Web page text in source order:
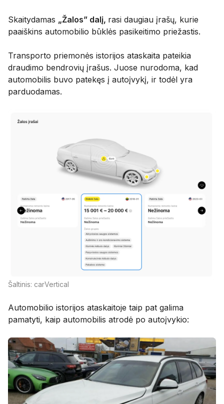
Skaitydamas „Žalos” dalį, rasi daugiau įrašų, kurie
paaiškins automobilio būklės pasikeitimo priežastis.
Transporto priemonės istorijos ataskaita pateikia
draudimo bendrovių įrašus. Juose nurodoma, kad
automobilis buvo patekęs į autoįvykį, ir todėl yra
parduodamas.
Šaltinis: carVertical
Automobilio istorijos ataskaitoje taip pat galima
pamatyti, kaip automobilis atrodė po autoįvykio: